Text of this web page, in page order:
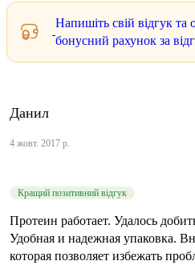
Напишіть свій відгук та
бонусний рахунок за
Данил
4 жовт. 2017 р.
Кращий позитивний відгук
Протеин работает. Удалось
Удобная и надежная упаковка.
которая позволяет избежать